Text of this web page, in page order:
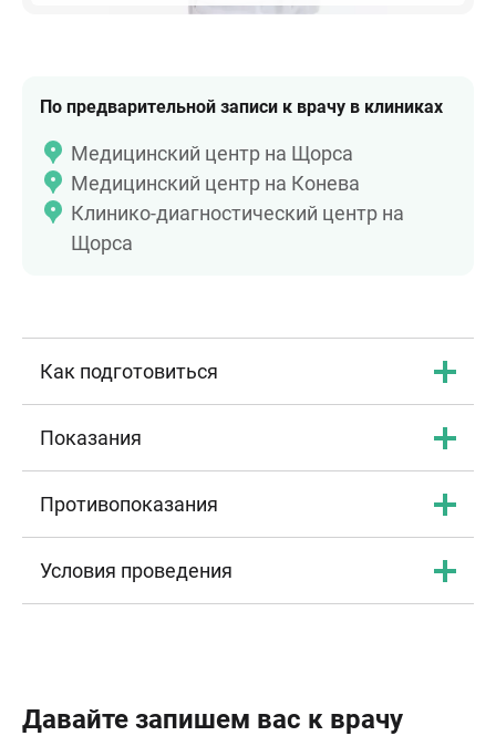
По предварительной записи к врачу в клиниках
Медицинский центр на Щорса
Медицинский центр на Конева
Клинико-диагностический центр на
Щорса
Как подготовиться
Показания
Противопоказания
Условия проведения
Давайте запишем вас к врачу